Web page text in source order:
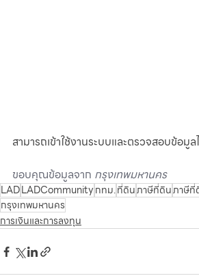
สามารถเข้าใช้งานระบบและตรวจสอบข้อมูล
ขอบคุณข้อมูลจาก กรุงเทพมหานคร
LADLADCommunityกทม.ที่ดินภาษีที่ดินภาษีที่
กรุงเทพมหานคร
การเงินและการลงทุน